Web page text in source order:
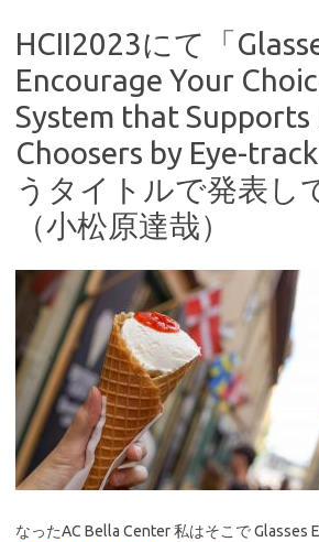
HCII2023にて「
Encourage Your
System that Supports
Choosers by Eye-
うタイトルで発表し
（小松原達哉）
なったAC Bella Center 私はそこで Glasses